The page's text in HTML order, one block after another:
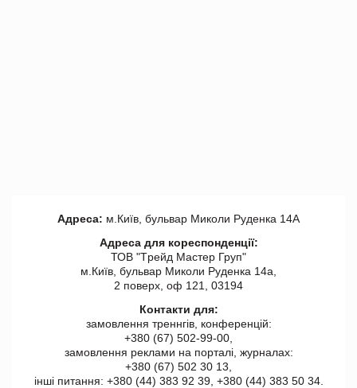
Адреса: м.Київ, бульвар Миколи Руденка 14А
Адреса для кореспонденції:
ТОВ "Tрейд Мастер Груп"
м.Київ, бульвар Миколи Руденка 14а,
2 поверх, оф 121, 03194
Контакти для:
замовлення треннгів, конференцій:
+380 (67) 502-99-00,
замовлення реклами на порталі, журналах:
+380 (67) 502 30 13,
інші питання: +380 (44) 383 92 39, +380 (44) 383 50 34.